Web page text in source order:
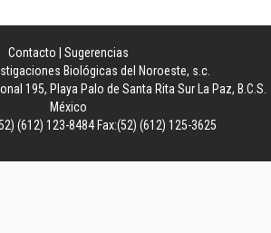
Contacto
Sugerencias
Biológicas del Noroeste, s.c.
195, Playa Palo de Santa Rita Sur La Paz, B.C.S.
México
(612) 123-8484 Fax:(52) (612) 125-3625